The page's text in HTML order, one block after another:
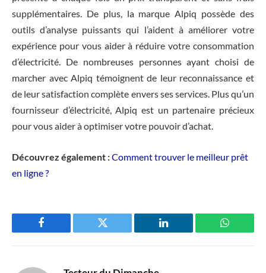
supplémentaires. De plus, la marque Alpiq possède des
outils d’analyse puissants qui l’aident à améliorer votre
expérience pour vous aider à réduire votre consommation
d’électricité. De nombreuses personnes ayant choisi de
marcher avec Alpiq témoignent de leur reconnaissance et
de leur satisfaction complète envers ses services. Plus qu’un
fournisseur d’électricité, Alpiq est un partenaire précieux
pour vous aider à optimiser votre pouvoir d’achat.
Découvrez également :Comment trouver le meilleur prêt
en ligne ?
Facebook Twitter LinkedIn